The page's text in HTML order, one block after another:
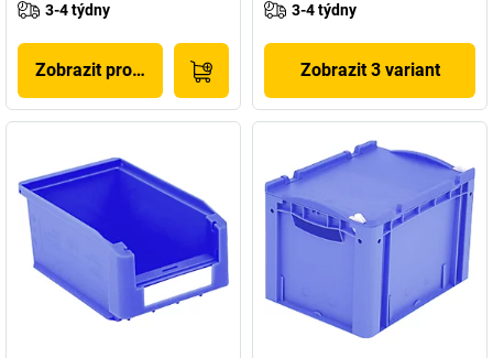
3-4 týdny
Zobrazit produkt
3-4 týdny
Zobrazit 3 variant